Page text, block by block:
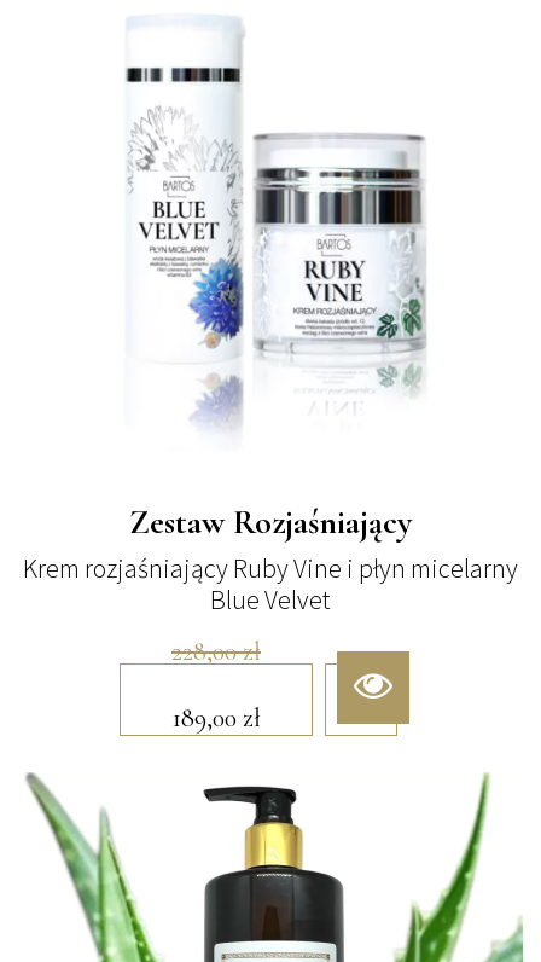
Zestaw Rozjaśniający
Krem rozjaśniający Ruby Vine i płyn micelarny
Blue Velvet
228,00zł
189,00 zł